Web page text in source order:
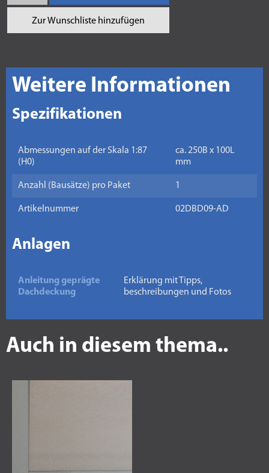
Zur Wunschliste hinzufügen
Weitere Informationen
Spezifikationen
Abmessungen auf der Skala 1:87
(H0)
ca. 250B x 100L
mm
Anzahl (Bausätze) pro Paket 1
Artikelnummer 02DBD09-AD
Anlagen
Anleitung geprägte
Dachdeckung
Erklärung mit Tipps,
beschreibungen und Fotos
Auch in diesem thema..